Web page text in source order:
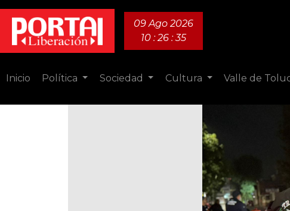
09 Ago 2026
10 : 26 : 36
Inicio Política Sociedad Cultura Valle de